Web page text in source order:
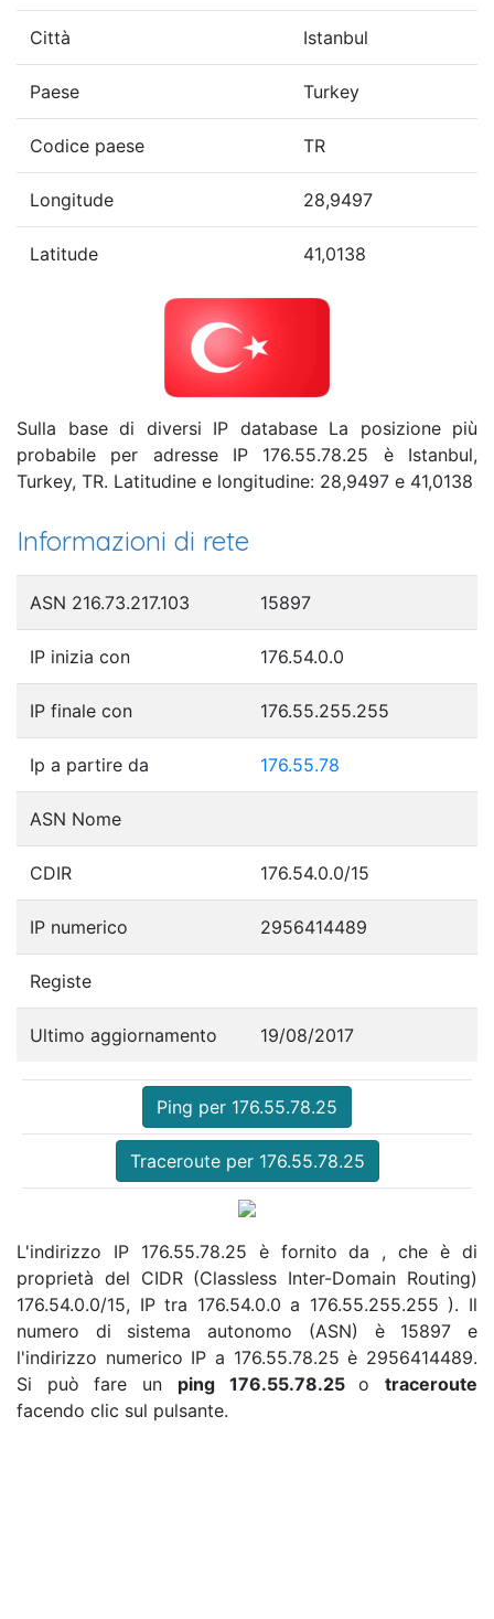
Città Istanbul
Paese Turkey
Codice paese TR
Longitude 28,9497
Latitude 41,0138
Sulla base di diversi IP database La posizione più
probabile per adresse IP 176.55.78.25 è Istanbul,
Turkey, TR. Latitudine e longitudine: 28,9497 e 41,0138
Informazioni di rete
ASN 216.73.217.103 15897
IP inizia con 176.54.0.0
IP finale con 176.55.255.255
Ip a partire da 176.55.78
ASN Nome
CDIR 176.54.0.0/15
IP numerico 2956414489
Registe
Ultimo aggiornamento 19/08/2017
Ping per 176.55.78.25
Traceroute per 176.55.78.25
L'indirizzo IP 176.55.78.25 è fornito da , che è di
proprietà del CIDR (Classless Inter-Domain Routing)
176.54.0.0/15, IP tra 176.54.0.0 a 176.55.255.255 ). Il
numero di sistema autonomo (ASN) è 15897 e
l'indirizzo numerico IP a 176.55.78.25 è 2956414489.
Si può fare un ping 176.55.78.25otraceroute
facendo clic sul pulsante.